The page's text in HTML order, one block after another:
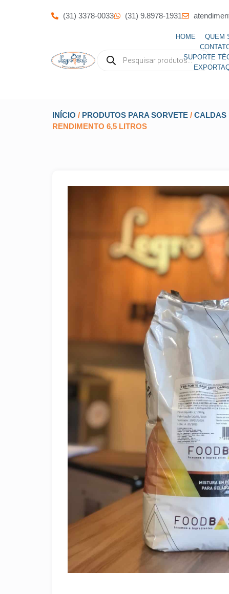
(31) 3378-0033 (31) 9.8978-1931
HOME
QUEM
SUPORTE
INÍCIO / PRODUTOS PARA SORVETE / CALDAS
RENDIMENTO 6,5 LITROS